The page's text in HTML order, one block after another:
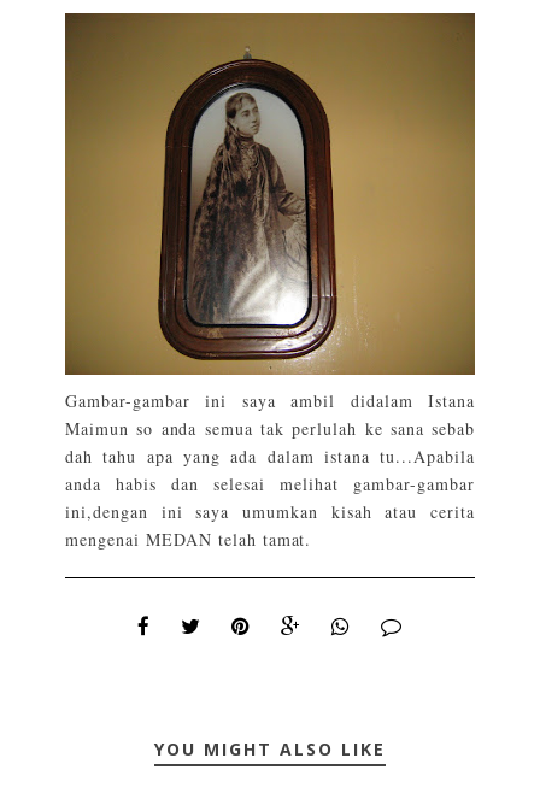
Gambar-gambar ini saya ambil didalam Istana
Maimun so anda semua tak perlulah ke sana sebab
dah tahu apa yang ada dalam istana tu...Apabila
anda habis dan selesai melihat gambar-gambar
ini,dengan ini saya umumkan kisah atau cerita
mengenai MEDAN telah tamat.
YOU MIGHT ALSO LIKE